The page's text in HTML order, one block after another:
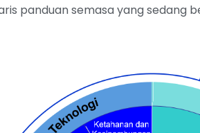
panduan semasa yang sedang